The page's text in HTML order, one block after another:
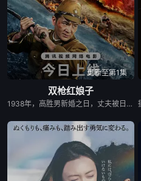
更新至第1集
双枪红娘子
1938年，高胜男新婚之日，丈夫被日军残害，父辈亦遭屠戮。她举枪聚义，屡袭敌寇威震四方，后得八路军指点决心投身革命。日军欲诱杀高胜男，她孤身赴战舍命换乡亲周全。千钧一发间，八路军突袭而至全歼敌寇，高胜男血染沙场，生死未卜……